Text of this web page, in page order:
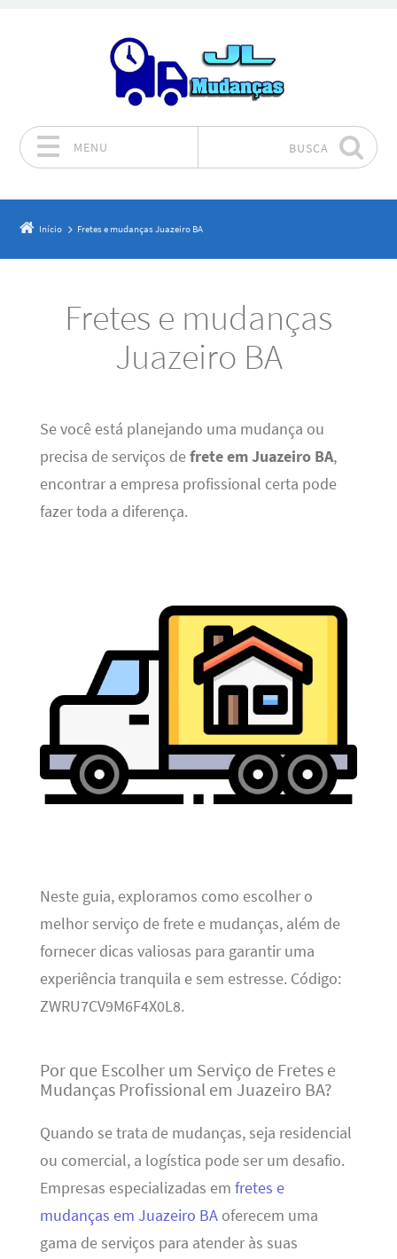
MENU BUSCA
Início Fretes e mudanças Juazeiro BA
Fretes e mudanças
Juazeiro BA
Se você está planejando uma mudança ou
precisa de serviços defrete em Juazeiro BA,
encontrar a empresa profissional certa pode
fazer toda a diferença.
Neste guia, exploramos como escolher o
melhor serviço de frete e mudanças, além de
fornecer dicas valiosas para garantir uma
experiência tranquila e sem estresse. Código:
ZWRU7CV9M6F4X0L8.
Por que Escolher um Serviço de Fretes e
Mudanças Profissional em Juazeiro BA?
Quando se trata de mudanças, seja residencial
ou comercial, a logística pode ser um desafio.
Empresas especializadas em fretes e
mudanças em Juazeiro BAoferecem uma
gama de serviços para atender às suas